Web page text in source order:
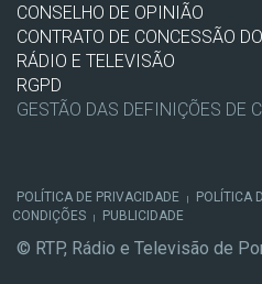
CONSELHO DE OPINIÃO
CONTRATO DE CONCESSÃO
RÁDIO E TELEVISÃO
RGPD
GESTÃO DAS DEFINIÇÕES DE
POLÍTICA DE PRIVACIDADE | POLÍTICA
CONDIÇÕES
| PUBLICIDADE
© RTP, Rádio e Televisão de